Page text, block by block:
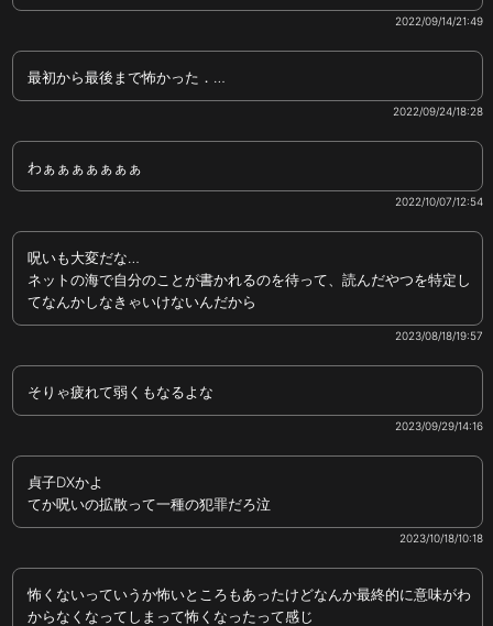
2022/09/14/21:49
最初から最後まで怖かった．…
2022/09/24/18:28
わぁぁぁぁぁぁぁ
2022/10/07/12:54
呪いも大変だな…
ネットの海で自分のことが書かれるのを待って、読んだやつを特定し
てなんかしなきゃいけないんだから
2023/08/18/19:57
そりゃ疲れて弱くもなるよな
2023/09/29/14:16
貞子DXかよ
てか呪いの拡散って一種の犯罪だろ泣
2023/10/18/10:18
怖くないっていうか怖いところもあったけどなんか最終的に意味がわ
からなくなってしまって怖くなったって感じ